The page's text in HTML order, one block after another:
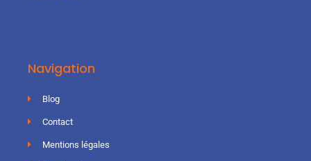
Navigation
Blog
Contact
Mentions légales